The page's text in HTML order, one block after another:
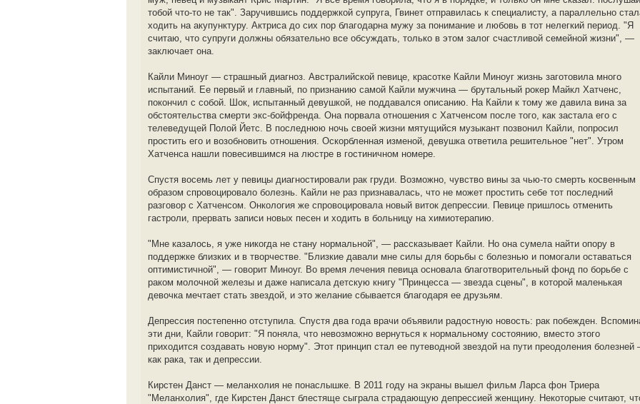
тобой что-то не так". Заручившись поддержкой супруга, Гвинет отправилась к специалисту, а параллельно
ходить на акупунктуру. Актриса до сих пор благодарна мужу за понимание и любовь в тот нелегкий период. "Я
считаю, что супруги должны обязательно все обсуждать, только в этом залог счастливой семейной жизни", —
заключает она.
Кайли Миноуг — страшный диагноз. Австралийской певице, красотке Кайли Миноуг жизнь заготовила много
испытаний. Ее первый и главный, по признанию самой Кайли мужчина — брутальный рокер Майкл Хатченс,
покончил с собой. Шок, испытанный девушкой, не поддавался описанию. На Кайли к тому же давила вина за
обстоятельства смерти экс-бойфренда. Она порвала отношения с Хатченсом после того, как застала его с
телеведущей Полой Йетс. В последнюю ночь своей жизни мятущийся музыкант позвонил Кайли, попросил
простить его и возобновить отношения. Оскорбленная изменой, девушка ответила решительное "нет". Утром
Хатченса нашли повесившимся на люстре в гостиничном номере.
Спустя восемь лет у певицы диагностировали рак груди. Возможно, чувство вины за чью-то смерть косвенным
образом спровоцировало болезнь. Кайли не раз признавалась, что не может простить себе тот последний
разговор с Хатченсом. Онкология же спровоцировала новый виток депрессии. Певице пришлось отменить
гастроли, прервать записи новых песен и ходить в больницу на химиотерапию.
"Мне казалось, я уже никогда не стану нормальной", — рассказывает Кайли. Но она сумела найти опору в
поддержке близких и в творчестве. "Близкие давали мне силы для борьбы с болезнью и помогали оставаться
оптимистичной", — говорит Миноуг. Во время лечения певица основала благотворительный фонд по борьбе с
раком молочной железы и даже написала детскую книгу "Принцесса — звезда сцены", в которой маленькая
девочка мечтает стать звездой, и это желание сбывается благодаря ее друзьям.
Депрессия постепенно отступила. Спустя два года врачи объявили радостную новость: рак побежден.
эти дни, Кайли говорит: "Я поняла, что невозможно вернуться к нормальному состоянию, вместо этого
приходится создавать новую норму". Этот принцип стал ее путеводной звездой на пути преодоления
как рака, так и депрессии.
Кирстен Данст — меланхолия не понаслышке. В 2011 году на экраны вышел фильм Ларса фон Триера
"Меланхолия", где Кирстен Данст блестяще сыграла страдающую депрессией женщину. Некоторые считают,